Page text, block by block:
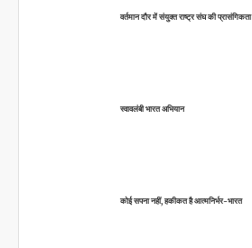
वर्तमान दौर में संयुक्त राष्ट्र संघ की प्रासंगिकता
स्वावलंबी भारत अभियान
कोई सपना नहीं, हकीकत है आत्मनिर्भर-भारत